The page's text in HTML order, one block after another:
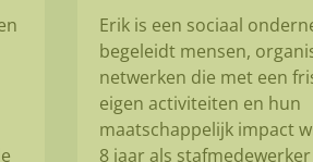
Erik is een sociaal
begeleidt mensen,
netwerken die met een
eigen activiteiten en hun
maatschappelijk impact
8 jaar als